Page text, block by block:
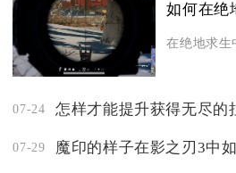
如何在绝
在绝地求生
07-24
07-29 魔印的样子在影之刃3中